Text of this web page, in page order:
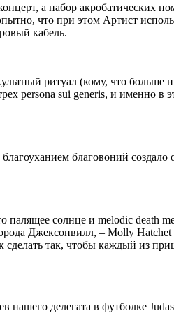
а набор акробатических
что при этом Артист
кабель.
ритуал (кому, что больше
persona sui generis, и именно в
благовоний
солнце и melodic death
Джексонвилл, – Molly
так, чтобы каждый из
делегата в футболке